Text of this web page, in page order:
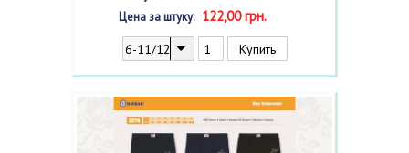
Цена за штуку:122,00 грн.